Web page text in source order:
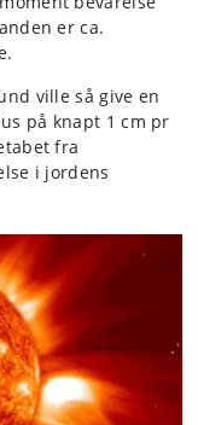
er ca.
ville så give en
på knapt 1 cm pr
fra
i jordens